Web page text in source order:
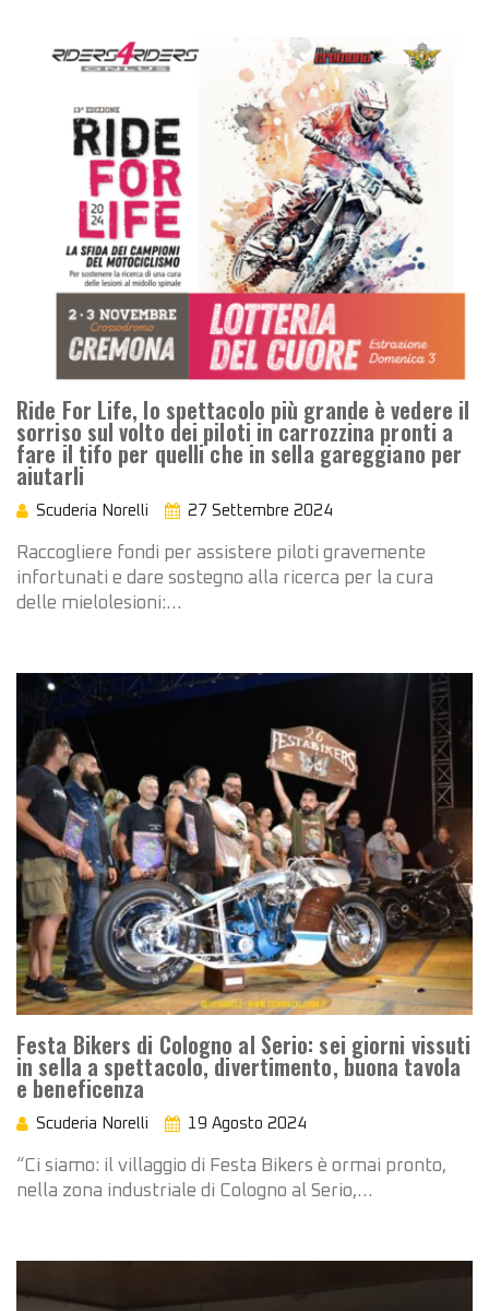
Ride For Life, lo spettacolo più grande è vedere il
sorriso sul volto dei piloti in carrozzina pronti a
fare il tifo per quelli che in sella gareggiano per
aiutarli
Scuderia Norelli 27 Settembre 2024
Raccogliere fondi per assistere piloti gravemente
infortunati e dare sostegno alla ricerca per la cura
delle mielolesioni:…
Festa Bikers di Cologno al Serio: sei giorni vissuti
in sella a spettacolo, divertimento, buona tavola
e beneficenza
Scuderia Norelli 19 Agosto 2024
“Ci siamo: il villaggio di Festa Bikers è ormai pronto,
nella zona industriale di Cologno al Serio,…